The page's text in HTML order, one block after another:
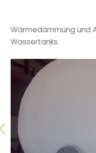
Wärmedämmung und
Wassertanks.